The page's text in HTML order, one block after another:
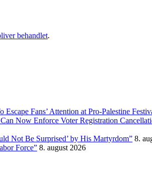
behandlet.
Fans’ Attention at Pro-Palestine
Now Enforce Voter Registration
Not Be Surprised’ by His Martyrdom” 8.
Force” 8. august 2026